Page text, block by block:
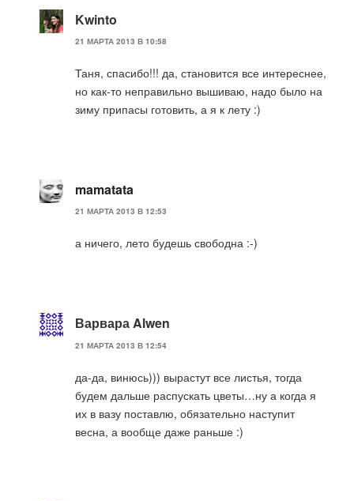
Kwinto
21 МАРТА 2013 В 10:58
Таня, спасибо!!! да, становится все интереснее,
но как-то неправильно вышиваю, надо было на
зиму припасы готовить, а я к лету :)
mamatata
21 МАРТА 2013 В 12:53
а ничего, лето будешь свободна :-)
Варвара Alwen
21 МАРТА 2013 В 12:54
да-да, винюсь))) вырастут все листья, тогда
будем дальше распускать цветы…ну а когда я
их в вазу поставлю, обязательно наступит
весна, а вообще даже раньше :)